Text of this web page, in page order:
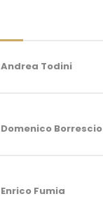
Andrea Todini
Domenico Borrescio
Enrico Fumia